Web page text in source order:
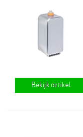
Bekijk artikel